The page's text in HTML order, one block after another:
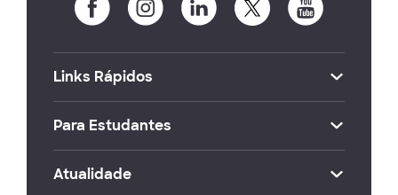
Links Rápidos
Para Estudantes
Atualidade